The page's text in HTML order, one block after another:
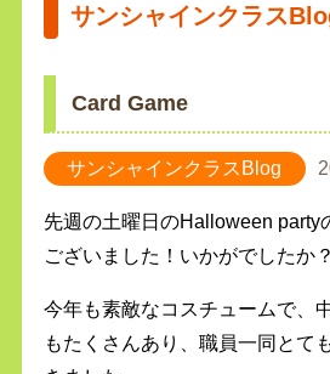
サンシャインクラス
Card Game
サンシャインクラスBlog
先週の土曜日のHalloween party
ございました！いかがでしたか？
今年も素敵なコスチュームで、
もたくさんあり、職員一同とて